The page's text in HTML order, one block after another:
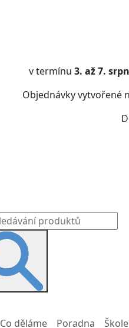
v termínu 3. až 7.
Objednávky vytvořené
Co děláme Poradna